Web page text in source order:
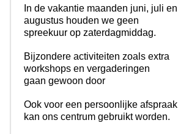
In de vakantie maanden juni, juli en
augustus houden we geen
spreekuur op zaterdagmiddag.
Bijzondere activiteiten zoals extra
workshops en vergaderingen
gaan gewoon door
Ook voor een persoonlijke afspraak
kan ons centrum gebruikt worden.